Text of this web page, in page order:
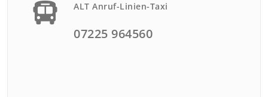
ALT Anruf-Linien-Taxi
07225 964560